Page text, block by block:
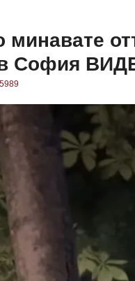
минавате
в София
5989